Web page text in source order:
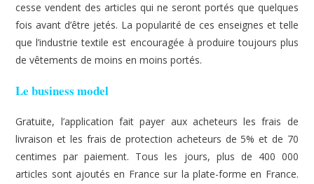
cesse vendent des articles qui ne seront portés que quelques
fois avant d’être jetés. La popularité de ces enseignes et telle
que l’industrie textile est encouragée à produire toujours plus
de vêtements de moins en moins portés.
Le business model
Gratuite, l’application fait payer aux acheteurs les frais de
livraison et les frais de protection acheteurs de 5% et de 70
centimes par paiement. Tous les jours, plus de 400 000
articles sont ajoutés en France sur la plate-forme en France.